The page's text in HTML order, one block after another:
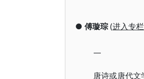
● 傅璇琮(进入专栏
一
唐诗或唐代